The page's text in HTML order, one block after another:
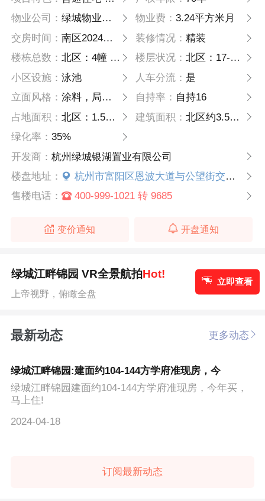
物业公司：绿城物业公司 物业费： 3.24平方米月
交房时间：南区2024年6月30日 北区2024 装修情况： 精装
楼栋总数：北区：4幢 南区：6幢 楼层状况： 北区：17-20层 南区：18-25层
小区设施：泳池 人车分流： 是
立面风格：涂料，局部铝线条 自持率： 自持16
占地面积：北区：1.5万方 南区：2.8万方 建筑面积： 北区约3.5万方 南区6.7万方
绿化率：35%
开发商：杭州绿城银湖置业有限公司
楼盘地址：
杭州市富阳区恩波大道与公望街交叉口（富阳财富中心对面）
售楼电话：
400-999-1021 转 9685
变价通知 开盘通知
绿城江畔锦园 VR全景航拍Hot!
上帝视野，俯瞰全盘
立即查看
最新动态 更多动态
绿城江畔锦园:建面约104-144方学府准现房，今
绿城江畔锦园建面约104-144方学府准现房，今年买，
马上住!
2024-04-18
订阅最新动态